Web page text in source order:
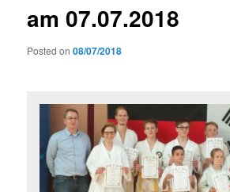
am 07.07.2018
Posted on08/07/2018